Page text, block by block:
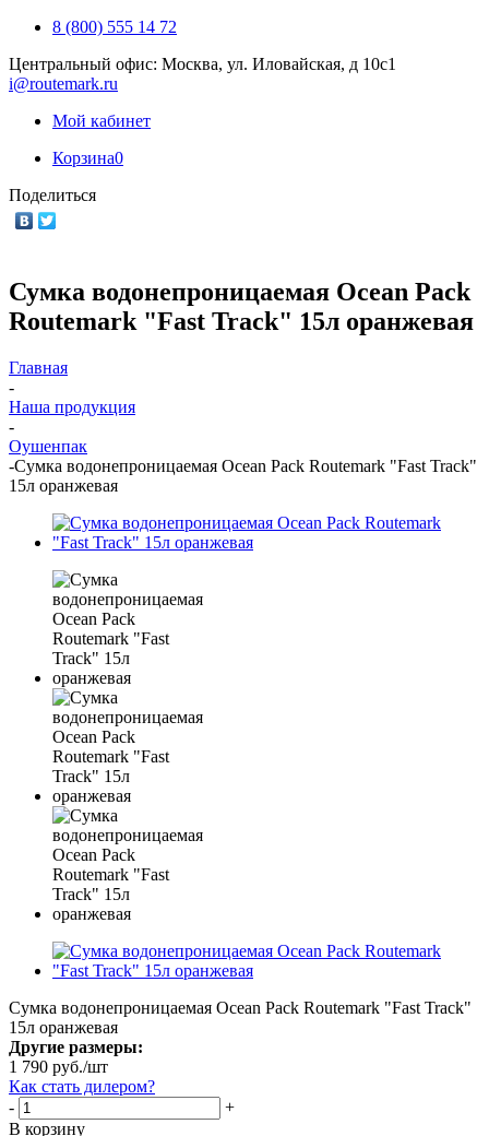
8 (800) 555 14 72
Центральный офис: Москва, ул. Иловайская, д 10с1
i@routemark.ru
Мой кабинет
Корзина0
Поделиться
Сумка водонепроницаемая Ocean Pack
Routemark "Fast Track" 15л оранжевая
Главная
-
Наша продукция
-
Оушенпак
-Сумка водонепроницаемая Ocean Pack Routemark "Fast Track"
15л оранжевая
Сумка водонепроницаемая Ocean Pack Routemark "Fast Track"
15л оранжевая
Другие размеры:
1 790 руб./шт
Как стать дилером?
-
+
В корзину